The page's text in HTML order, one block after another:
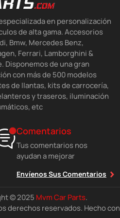
en personalización
de alta gama. Accesorios
Bmw, Mercedes Benz,
Ferrari, Lamborghini &
Disponemos de una gran
con más de 500 modelos
de llantas, kits de carrocería,
y traseros, iluminación
etc
Comentarios
Tus comentarios nos
ayudan a mejorar
Envíenos Sus Comentarios
© 2025 Mvm Car Parts.
derechos reservados. Hecho con